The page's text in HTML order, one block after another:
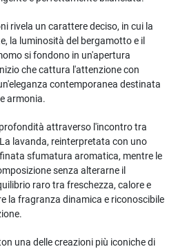
rivela un carattere deciso, in cui la
la luminosità del bergamotto e il
si fondono in un'apertura
che cattura l'attenzione con
contemporanea destinata
armonia.
attraverso l'incontro tra
lavanda, reinterpretata con uno
sfumatura aromatica, mentre le
senza alterarne il
raro tra freschezza, calore e
la fragranza dinamica e riconoscibile
una delle creazioni più iconiche di